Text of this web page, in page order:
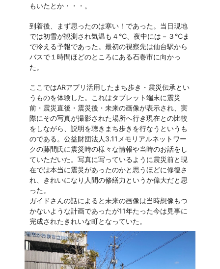
もいたとか・・・。
到着後、まず思ったのは寒い！であった。当日現地
では初雪が観測され気温も４℃、夜中には－３℃ま
で冷える予報であった。最初の視察先は仙台駅から
バスで１時間ほどのところにある石巻市に向かっ
た。
ここではARアプリ活用したまち歩き・震災伝承とい
うものを体験した。これはタブレット端末に震災
前・震災直後・震災後・未来の画像が表示され、実
際にその写真が撮影された場所へ行き現在との比較
をしながら、説明を聴きまち歩きを行なうというも
のである。公益財団法人3.11メモリアルネットワー
クの藤間氏に震災時の様々な情報や当時のお話をし
ていただいた。写真に写っているように震災前と現
在では本当に震災があったのかと思うほどに修復さ
れ、きれいになり人間の修繕力というか偉大だと思
った。
ガイドさんの話によると未来の画像は当時想像もつ
かないような計画であったが11年たった今は見事に
完成されたきれいな町となっていた。